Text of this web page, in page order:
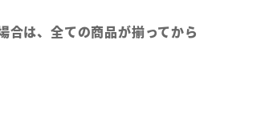
合は、全ての商品が揃ってから